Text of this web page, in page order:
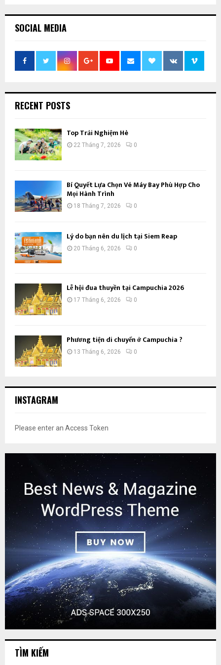
SOCIAL MEDIA
RECENT POSTS
Top Trải Nghiệm Hè
22 Tháng 7, 2026 0
Bí Quyết Lựa Chọn Vé Máy Bay Phù Hợp Cho
Mọi Hành Trình
18 Tháng 7, 2026 0
Lý do bạn nên du lịch tại Siem Reap
20 Tháng 6, 2026 0
Lễ hội đua thuyền tại Campuchia 2026
17 Tháng 6, 2026 0
Phương tiện di chuyển ở Campuchia ?
13 Tháng 6, 2026 0
INSTAGRAM
Please enter an Access Token
TÌM KIẾM